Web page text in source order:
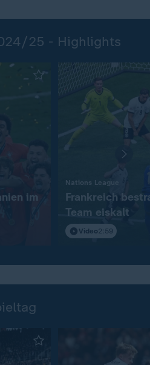
25 - Highlights
im
Nations League
Frankreich
Team eiskalt
Video2:59